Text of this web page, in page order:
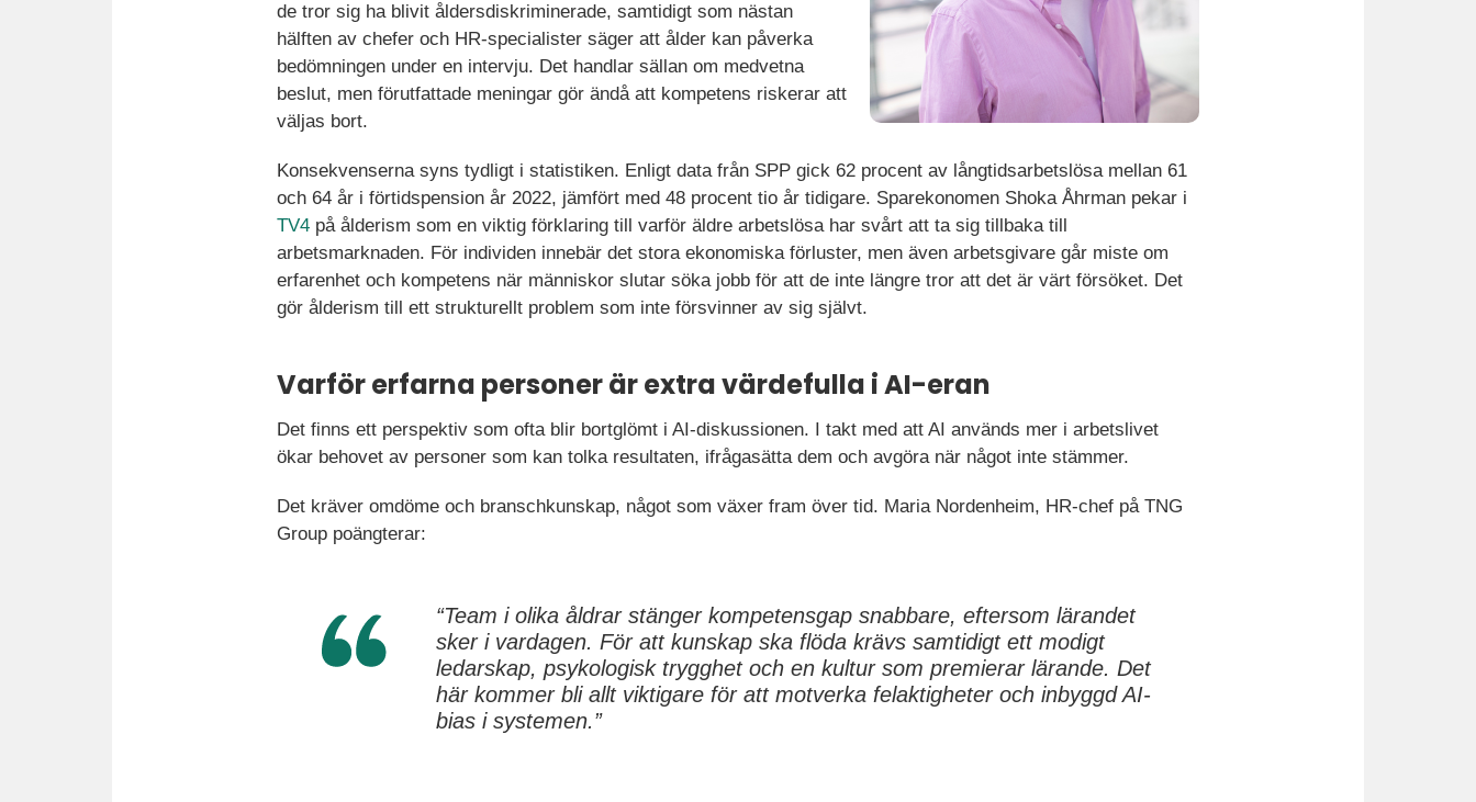
de tror sig ha blivit åldersdiskriminerade, samtidigt som nästan
hälften av chefer och HR-specialister säger att ålder kan påverka
bedömningen under en intervju. Det handlar sällan om medvetna
beslut, men förutfattade meningar gör ändå att kompetens riskerar att
väljas bort.
Konsekvenserna syns tydligt i statistiken. Enligt data från SPP gick 62 procent av långtidsarbetslösa mellan 61
och 64 år i förtidspension år 2022, jämfört med 48 procent tio år tidigare. Sparekonomen Shoka Åhrman pekar i
TV4 på ålderism som en viktig förklaring till varför äldre arbetslösa har svårt att ta sig tillbaka till
arbetsmarknaden. För individen innebär det stora ekonomiska förluster, men även arbetsgivare går miste om
erfarenhet och kompetens när människor slutar söka jobb för att de inte längre tror att det är värt försöket. Det
gör ålderism till ett strukturellt problem som inte försvinner av sig självt.
Varför erfarna personer är extra värdefulla i AI-eran
Det finns ett perspektiv som ofta blir bortglömt i AI-diskussionen. I takt med att AI används mer i arbetslivet
ökar behovet av personer som kan tolka resultaten, ifrågasätta dem och avgöra när något inte stämmer.
Det kräver omdöme och branschkunskap, något som växer fram över tid. Maria Nordenheim, HR-chef på TNG
Group poängterar:
“Team i olika åldrar stänger kompetensgap snabbare, eftersom lärandet
sker i vardagen. För att kunskap ska flöda krävs samtidigt ett modigt
ledarskap, psykologisk trygghet och en kultur som premierar lärande. Det
här kommer bli allt viktigare för att motverka felaktigheter och inbyggd AI-
bias i systemen.”